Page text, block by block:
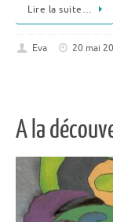
Lire la suite…
Eva 20 mai
A la